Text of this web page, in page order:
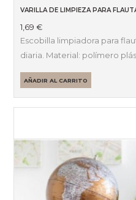
VARILLA DE LIMPIEZA PARA
1,69€
Escobilla limpiadora para
diaria. Material: polímero
AÑADIR AL CARRITO